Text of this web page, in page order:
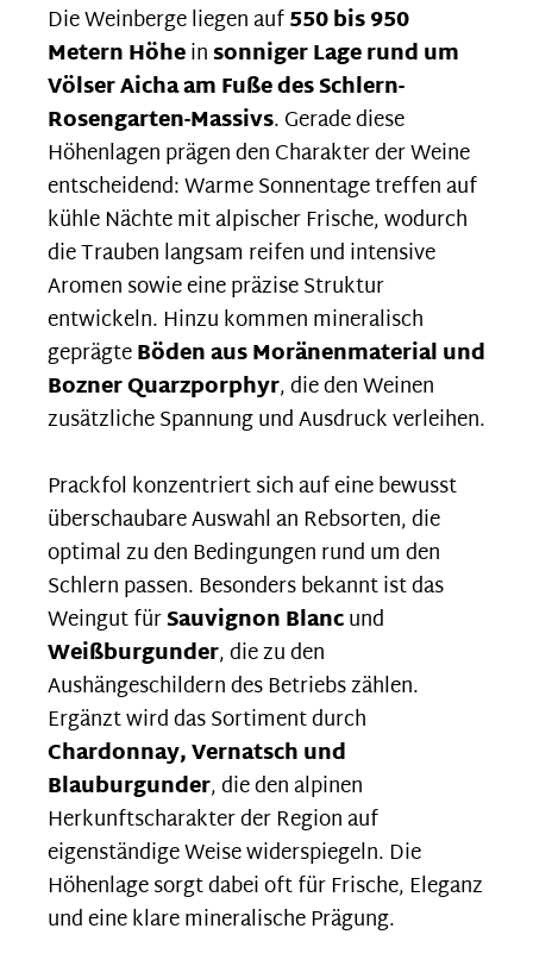
Die Weinberge liegen auf550 bis 950
Metern Höheinsonniger Lage rund um
Völser Aicha am Fuße des Schlern-
Rosengarten-Massivs. Gerade diese
Höhenlagen prägen den Charakter der Weine
entscheidend: Warme Sonnentage treffen auf
kühle Nächte mit alpischer Frische, wodurch
die Trauben langsam reifen und intensive
Aromen sowie eine präzise Struktur
entwickeln. Hinzu kommen mineralisch
geprägteBöden aus Moränenmaterial und
Bozner Quarzporphyr, die den Weinen
zusätzliche Spannung und Ausdruck verleihen.
Prackfol konzentriert sich auf eine bewusst
überschaubare Auswahl an Rebsorten, die
optimal zu den Bedingungen rund um den
Schlern passen. Besonders bekannt ist das
Weingut fürSauvignon Blancund
Weißburgunder, die zu den
Aushängeschildern des Betriebs zählen.
Ergänzt wird das Sortiment durch
Chardonnay, Vernatsch und
Blauburgunder, die den alpinen
Herkunftscharakter der Region auf
eigenständige Weise widerspiegeln. Die
Höhenlage sorgt dabei oft für Frische, Eleganz
und eine klare mineralische Prägung.